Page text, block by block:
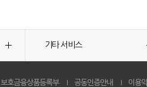
기타 서비스
보호금융상품등록부 공동인증안내 이용